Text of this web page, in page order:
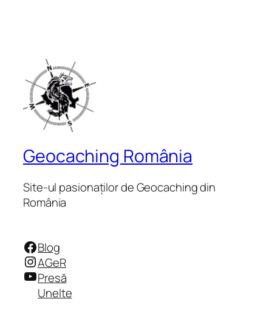
Geocaching România
Site-ul pasionaților de Geocaching din
România
Facebook
Instagram
YouTube
Blog
AGeR
Presă
Unelte